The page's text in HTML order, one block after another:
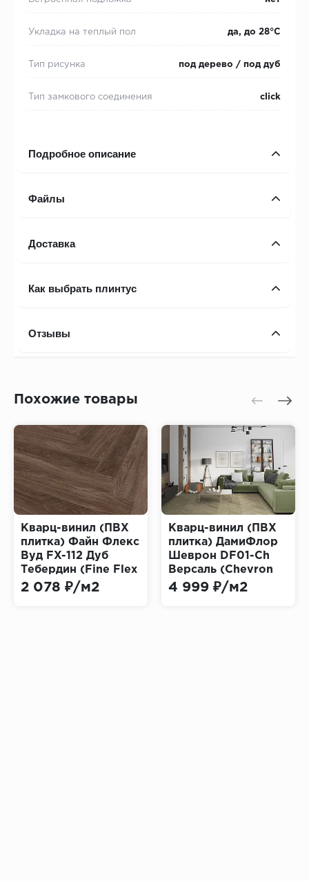
Укладка на теплый пол да, до 28°С
Тип рисунка под дерево / под дуб
Тип замкового соединения click
Подробное описание
Файлы
Доставка
Как выбрать плинтус
Отзывы
Похожие товары
Кварц-винил (ПВХ
плитка) Файн Флекс
Вуд FX-112 Дуб
Тебердин (Fine Flex
Wood)
2 078 ₽/м2
Кварц-винил (ПВХ
плитка) ДамиФлор
Шеврон DF01-Ch
Версаль (Chevron
Damy Floor)
4 999 ₽/м2